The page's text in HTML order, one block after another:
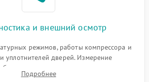
2000 ₽ Подробнее →
1000 ₽
и внешний осмотр
режимов, работы компрессора и
уплотнителей дверей. Измерение
мотора, проверка термостата и
ошибок с электронного дисплея.
Подробнее